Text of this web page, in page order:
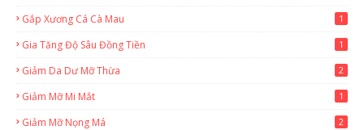
Gắp Xương Cá Cà Mau 1
Gia Tăng Độ Sâu Đồng Tiền 1
Giảm Da Dư Mỡ Thừa 2
Giảm Mỡ Mi Mắt 1
Giảm Mỡ Nọng Má 2